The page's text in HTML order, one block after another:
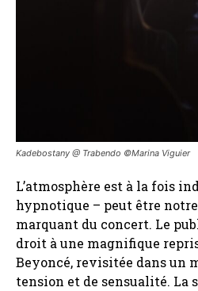
Kadebostany @ Trabendo ©️Marina Viguier
L’atmosphère est à la fois
hypnotique – peut être
marquant du concert. Le
droit à une magnifique
Beyoncé, revisitée dans un
tension et de sensualité. La